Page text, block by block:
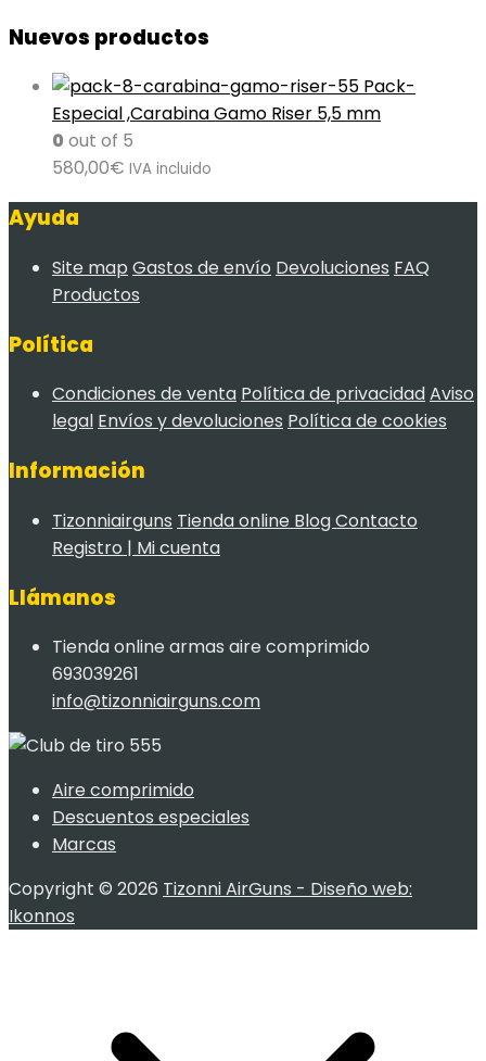
Nuevos productos
Pack-
Especial ,Carabina Gamo Riser 5,5 mm
0 out of 5
580,00€ IVA incluido
Ayuda
Site map Gastos de envío Devoluciones FAQ
Productos
Política
Condiciones de venta Política de privacidadAviso
legal Envíos y devoluciones Política de cookies
Información
Tizonniairguns Tienda online BlogContacto
Registro | Mi cuenta
Llámanos
Tienda online armas aire comprimido
693039261
info@tizonniairguns.com
Aire comprimido
Descuentos especiales
Marcas
Copyright © 2026 Tizonni AirGuns - Diseño web:
Ikonnos